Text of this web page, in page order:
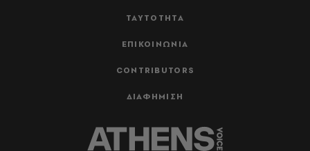
ΤΑΥΤΟΤΗΤΑ
ΕΠΙΚΟΙΝΩΝΙΑ
CONTRIBUTORS
ΔΙΑΦΗΜΙΣΗ